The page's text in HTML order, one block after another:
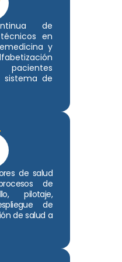
de
en
y
sistema de
de salud
de
pilotaje,
de
de salud a